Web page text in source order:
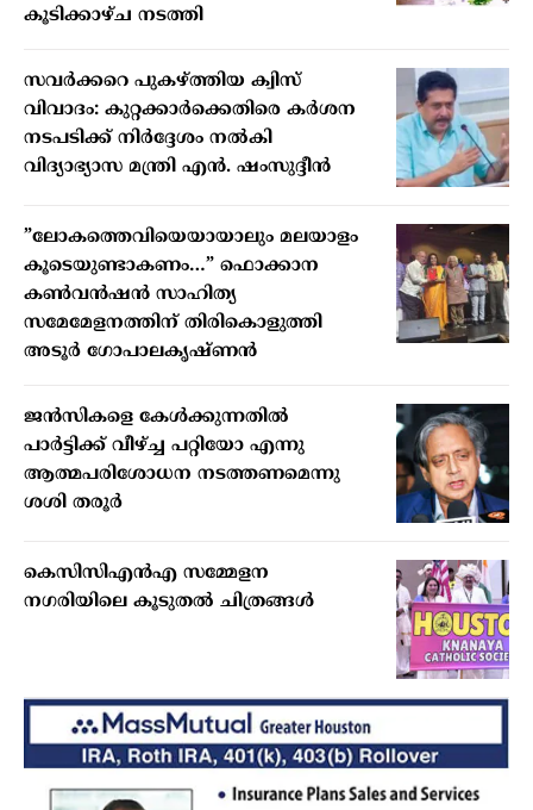
കൂടിക്കാഴ്ച നടത്തി
സവർക്കറെ പുകഴ്ത്തിയ ക്വിസ്
വിവാദം: കുറ്റക്കാർക്കെതിരെ കർശന
നടപടിക്ക് നിർദ്ദേശം നൽകി
വിദ്യാഭ്യാസ മന്ത്രി എൻ. ഷംസുദ്ദീൻ
”ലോകത്തെവിയെയായാലും മലയാളം
കൂടെയുണ്ടാകണം…” ഫൊക്കാന
കണ്‍വന്‍ഷന്‍ സാഹിത്യ
സമേമേളനത്തിന് തിരികൊളുത്തി
അടൂര്‍ ഗോപാലകൃഷ്ണന്‍
ജന്‍സികളെ കേള്‍ക്കുന്നതില്‍
പാര്‍ട്ടിക്ക് വീഴ്ച്ച പറ്റിയോ എന്നു
ആത്മപരിശോധന നടത്തണമെന്നു
ശശി തരൂര്‍
കെസിസിഎന്‍എ സമ്മേളന
നഗരിയിലെ കൂടുതല്‍ ചിത്രങ്ങള്‍